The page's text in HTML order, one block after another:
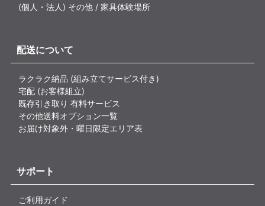
(個人・法人) その他 / 家具体験場所
配送について
ラクラク納品 (組み立てサービス付き)
宅配 (お客様組立)
既存引き取り 有料サービス
その他送料オプション一覧
お届け対象外・曜日限定エリア表
サポート
ご利用ガイド